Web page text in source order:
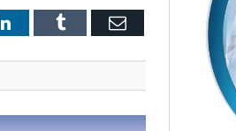
LinkedInTumblr Email